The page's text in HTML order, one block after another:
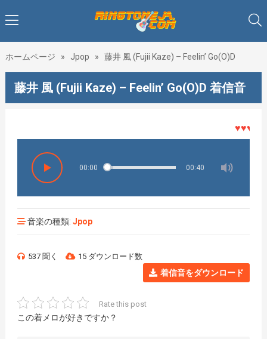
ホームページ » Jpop » 藤井 風 (Fujii Kaze) – Feelin’ Go(O)D
藤井 風 (Fujii Kaze) – Feelin’ Go(O)D 着信音
♥♥♥着メ
00:00 00:40
音楽の種類: Jpop
537 聞く 15 ダウンロード数
着信音をダウンロード
Rate this post
この着メロが好きですか？